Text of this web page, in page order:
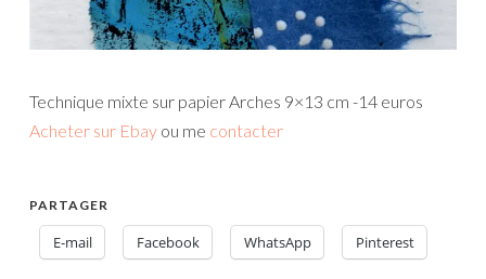
Technique mixte sur papier Arches 9×13 cm -14 euros
Acheter sur Ebay ou me contacter
PARTAGER
E-mail Facebook WhatsApp Pinterest